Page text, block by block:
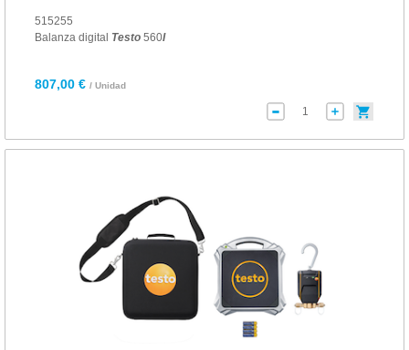
515255
Balanza digital Testo560I
807,00 € / Unidad